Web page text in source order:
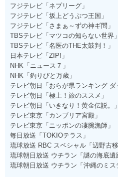
フジテレビ「ネプリーグ」
フジテレビ「坂上どうぶつ王国」
フジテレビ「さまぁ～ずの神ギ問」
TBSテレビ「マツコの知らない世界」
TBSテレビ「名医のTHE太鼓判！」
日本テレビ「ZIP!」
NHK「ニュース７」
NHK「釣りびと万歳」
テレビ朝日「おらが県ランキング ダ
テレビ朝日「極上！旅のススメ」
テレビ朝日「いきなり！黄金伝説。」
テレビ東京「カンブリア宮殿」
テレビ東京「ニッポンの凄腕漁師」
毎日放送「TOKIOテラス」
琉球放送 RBC スペシャル「辺野古
琉球朝日放送 ウチラン「謎の海底遺
琉球朝日放送 ウチラン「沖縄のミス